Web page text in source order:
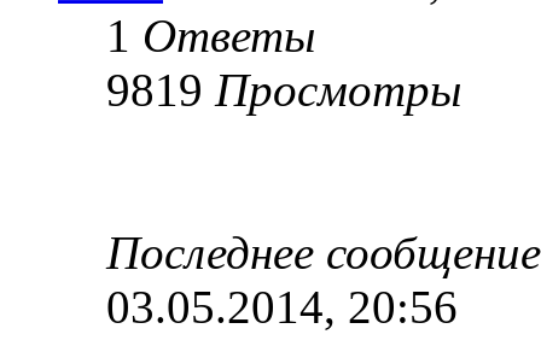
1 Ответы
9819 Просмотры
Последнее
03.05.2014, 20:56